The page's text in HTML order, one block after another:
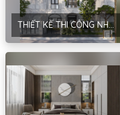
THIẾT KẾ THI CÔNG NHÀ HIỆN ĐẠI CỦA ANH PHƯƠNG TẠI HÀ NỘI